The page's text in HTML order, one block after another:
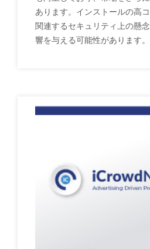
あります。インストールの高
関連するセキュリティ上の懸
響を与える可能性があります